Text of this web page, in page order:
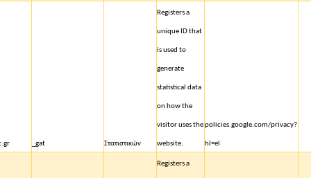
_gat Στατιστικών
Registers a
unique ID that
is used to
generate
statistical data
on how the
visitor uses the
website.
policies.google.com/privacy?
hl=el
Registers a